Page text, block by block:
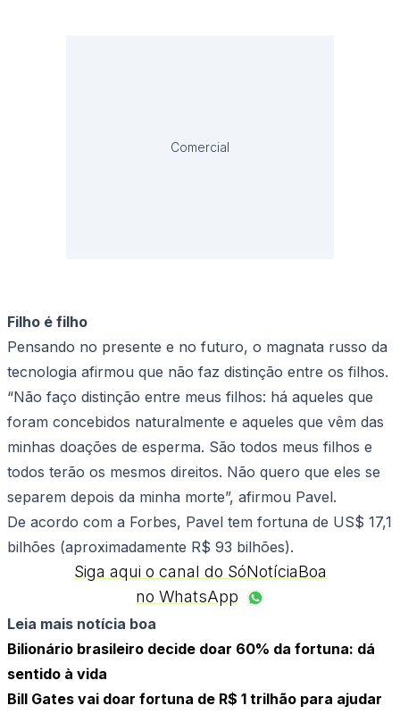
Comercial
Filho é filho
Pensando no presente e no futuro, o magnata russo da
tecnologia afirmou que não faz distinção entre os filhos.
“Não faço distinção entre meus filhos: há aqueles que
foram concebidos naturalmente e aqueles que vêm das
minhas doações de esperma. São todos meus filhos e
todos terão os mesmos direitos. Não quero que eles se
separem depois da minha morte”, afirmou Pavel.
De acordo com a Forbes, Pavel tem fortuna de US$ 17,1
bilhões (aproximadamente R$ 93 bilhões).
Siga aqui o canal do SóNotíciaBoa
no WhatsApp
Leia mais notícia boa
Bilionário brasileiro decide doar 60% da fortuna: dá
sentido à vida
Bill Gates vai doar fortuna de R$ 1 trilhão para ajudar